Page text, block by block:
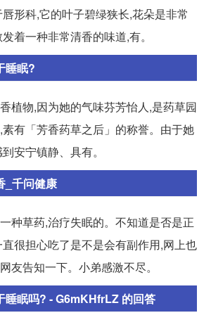
形科,它的叶子碧绿狭长,花朵是非常
着一种非常清香的味道,有。
睡眠?
植物,因为她的气味芬芳怡人,是药草园
有「芳香药草之后」的称誉。由于她
安宁镇静、具有。
_千问健康
种草药,治疗失眠的。不知道是否是正
很担心吃了是不是会有副作用,网上也
友告知一下。小弟感激不尽。
睡眠吗? - G6mKHfrLZ 的回答